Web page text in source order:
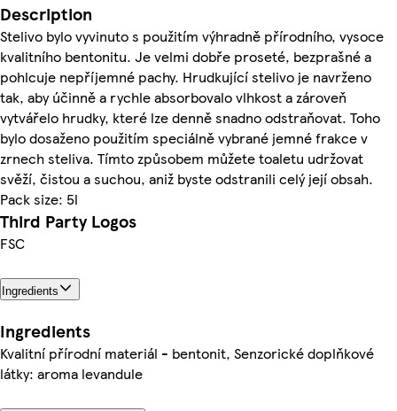
Description
Stelivo bylo vyvinuto s použitím výhradně přírodního, vysoce
kvalitního bentonitu. Je velmi dobře proseté, bezprašné a
pohlcuje nepříjemné pachy. Hrudkující stelivo je navrženo
tak, aby účinně a rychle absorbovalo vlhkost a zároveň
vytvářelo hrudky, které lze denně snadno odstraňovat. Toho
bylo dosaženo použitím speciálně vybrané jemné frakce v
zrnech steliva. Tímto způsobem můžete toaletu udržovat
svěží, čistou a suchou, aniž byste odstranili celý její obsah.
Pack size: 5l
Third Party Logos
FSC
Ingredients
Ingredients
Kvalitní přírodní materiál - bentonit, Senzorické doplňkové
látky: aroma levandule